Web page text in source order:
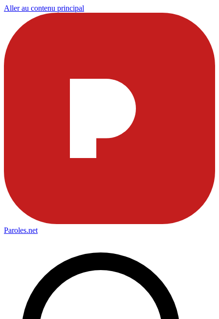
Aller au contenu principal
Paroles.net